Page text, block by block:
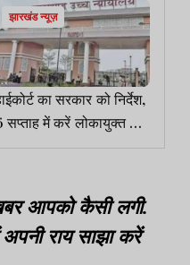
झारखंड न्यूज़
का सरकार को निर्देश,
सप्ताह में करें लोकायुक्त की
आपको कैसी लगी.
राय साझा करें